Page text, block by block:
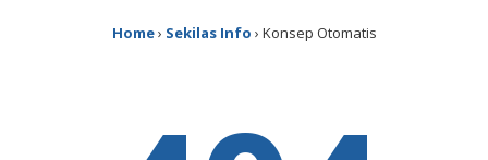
Home› Sekilas Info › Konsep Otomatis